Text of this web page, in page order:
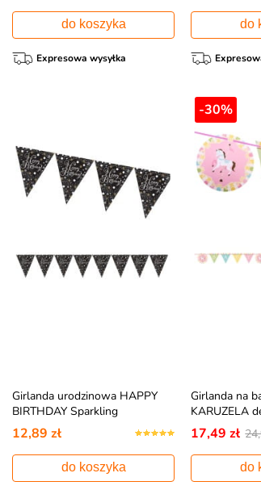
do koszyka
Expresowa wysyłka
do
Girlanda urodzinowa HAPPY
BIRTHDAY Sparkling
12,89 zł
do koszyka
-30%
Girlanda na
KARUZELA
17,49 zł
do